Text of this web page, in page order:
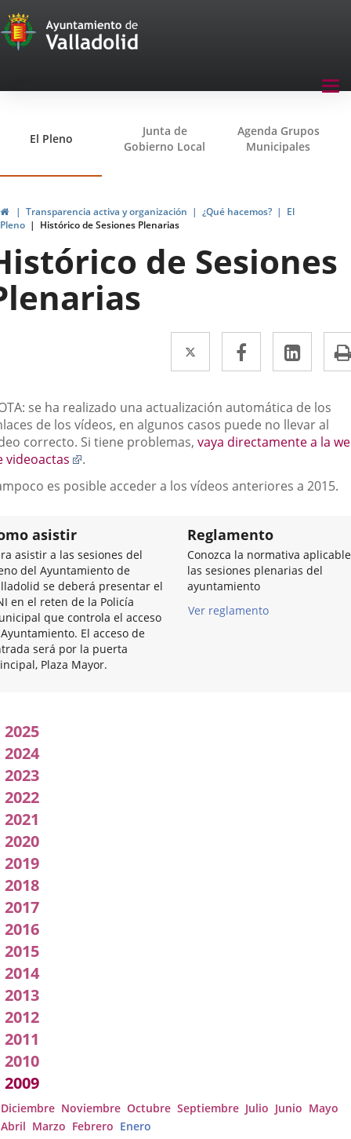
Transparencia
Menu
El Pleno
Junta de
Gobierno Local
Agenda Grupos
Municipales
InicioTransparencia activa y organización ¿Qué hacemos?
El
Pleno
Histórico de Sesiones Plenarias
de Sesiones
Twitter
Enlace
a
una
aplicación
externa.
Facebook
Enlace
a
una
aplicación
externa.
a
una
se ha realizado una actualización automática de los
de los vídeos, en algunos casos puede no llevar al
correcto. Si tiene problemas, vaya directamente a la
videoactas
Enlace
una
.
es posible acceder a los vídeos anteriores a 2015.
asistir
asistir a las sesiones del
del Ayuntamiento de
se deberá presentar el
en el reten de la Policía
que controla el acceso
El acceso de
será por la puerta
Plaza Mayor.
Reglamento
Conozca la normativa
las sesiones plenarias del
ayuntamiento
Ver reglamento
2025
2024
2023
2022
2021
2020
2019
2018
2017
2016
2015
2014
2013
2012
2011
2010
2009
Diciembre Noviembre Octubre Septiembre Julio Junio Mayo
Abril Marzo Febrero Enero